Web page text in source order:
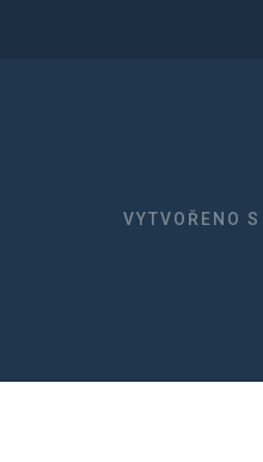
VYTVOŘENO